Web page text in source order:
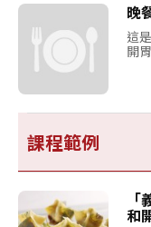
晚
這
開
課程範例
和